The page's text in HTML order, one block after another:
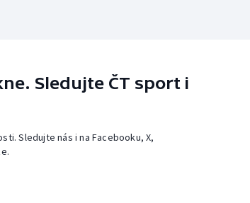
Sledujte ČT sport i
Sledujte nás i na Facebooku, X,